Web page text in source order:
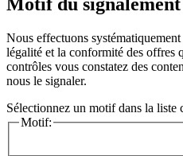
Motif du signalement
Nous effectuons
légalité et la conformité des offres
contrôles vous constatez des
nous le signaler.
Sélectionnez un motif dans la liste
Motif: